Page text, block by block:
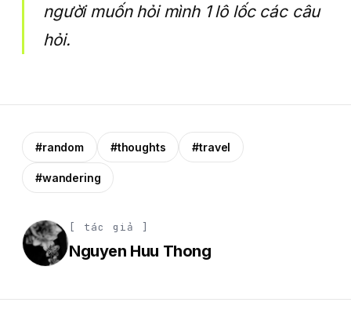
người muốn hỏi mình 1 lô lốc các câu
hỏi.
#random #thoughts #travel
#wandering
[ tác giả ]
Nguyen Huu Thong